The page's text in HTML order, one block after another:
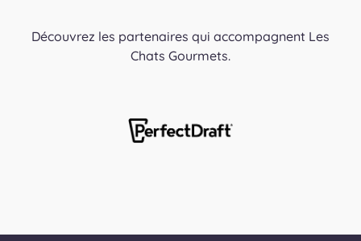
Découvrez les partenaires qui accompagnent Les
Chats Gourmets.